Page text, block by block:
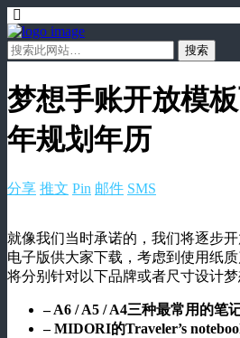
梦想手账开放模
年规划年历
分享 推文 Pin 邮件 SMS
就像我们当时承诺的，我们将逐步
电子版供大家下载，考虑到使用纸
将分别针对以下品牌或者尺寸设计梦
– A6 / A5 / A4三种最常用的笔
– MIDORI的Traveler’s